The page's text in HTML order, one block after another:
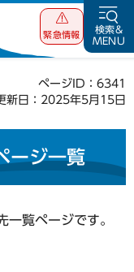
緊急情報
検索&
MENU
ページID：6341
新日：2025年5月15日
ージ一覧
覧ページです。